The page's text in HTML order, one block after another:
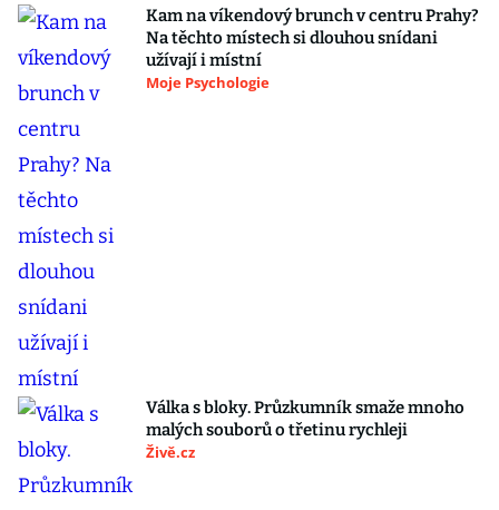
Kam na víkendový brunch v centru Prahy?
Na těchto místech si dlouhou snídani
užívají i místní
Moje Psychologie
Válka s bloky. Průzkumník smaže mnoho
malých souborů o třetinu rychleji
Živě.cz